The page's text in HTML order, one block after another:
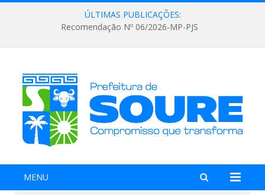
ÚLTIMAS PUBLICAÇÕES:
Recomendação Nº 06/2026-MP-PJS
MENU